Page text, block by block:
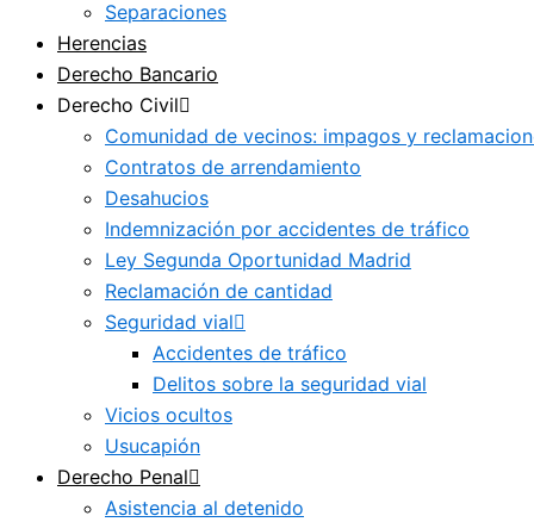
Separaciones
Herencias
Derecho Bancario
Derecho Civil
Comunidad de vecinos: impagos y
Contratos de arrendamiento
Desahucios
Indemnización por accidentes de tráfico
Ley Segunda Oportunidad Madrid
Reclamación de cantidad
Seguridad vial
Accidentes de tráfico
Delitos sobre la seguridad vial
Vicios ocultos
Usucapión
Derecho Penal
Asistencia al detenido